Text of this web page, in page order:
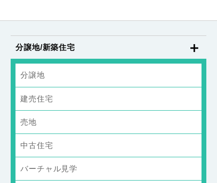
分譲地/新築住宅
分譲地
建売住宅
売地
中古住宅
バーチャル見学